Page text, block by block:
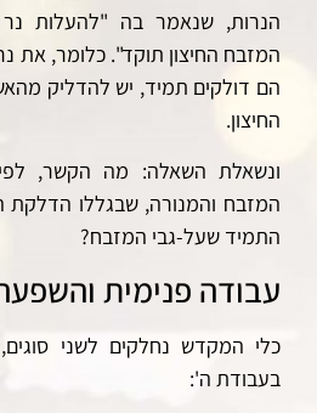
הנרות, שנאמר בה "להעלות
המזבח החיצון תוקד". כלומר, את
הם דולקים תמיד, יש להדליק
החיצון.
ונשאלת השאלה: מה הקשר, לפי
המזבח והמנורה, שבגללו הדלקת
התמיד שעל-גבי המזבח?
עבודה פנימית
כלי המקדש נחלקים לשני
בעבודת ה':